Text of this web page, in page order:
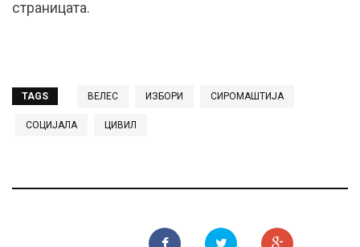
страницата.
TAGS ВЕЛЕС ИЗБОРИ СИРОМАШТИЈА
СОЦИЈАЛА ЦИВИЛ